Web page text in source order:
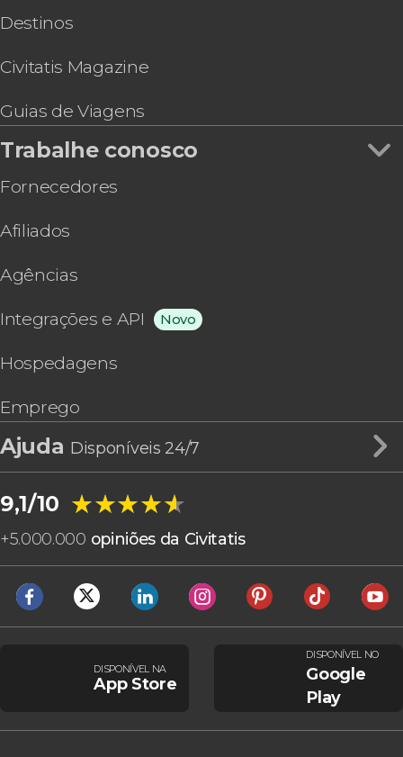
Destinos
Civitatis Magazine
Guias de Viagens
Trabalhe conosco
Fornecedores
Afiliados
Agências
Integrações e API Novo
Hospedagens
Emprego
Ajuda Disponíveis 24/7
9,1/10 ★★★★★
★★★★★
+5.000.000 opiniões da Civitatis
DISPONÍVEL NA
App Store
DISPONÍVEL NO
Google
Play